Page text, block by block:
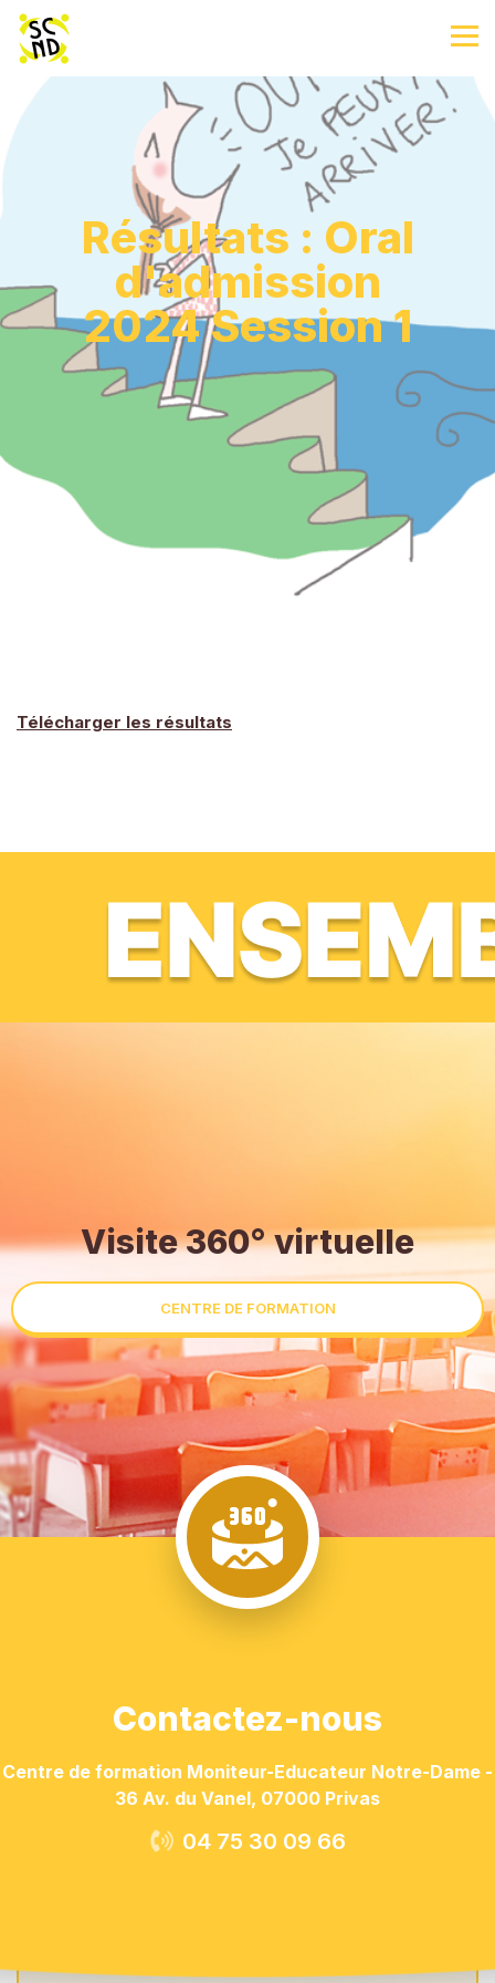
Résultats : Oral
d'admission
2024 Session 1
Télécharger les résultats
Visite 360° virtuelle
CENTRE DE FORMATION
Contactez-nous
Centre de formation Moniteur-Educateur Notre-Dame -
36 Av. du Vanel, 07000 Privas
04 75 30 09 66